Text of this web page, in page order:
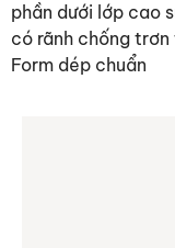
phần dưới lớp cao
có rãnh chống
Form dép chuẩn